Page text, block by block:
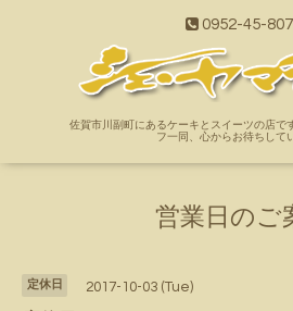
0952-45-
佐賀市川副町にあるケーキとスイーツの店で
フ一同、心からお待ちして
営業日のご
定休日 2017-10-03 (Tue)